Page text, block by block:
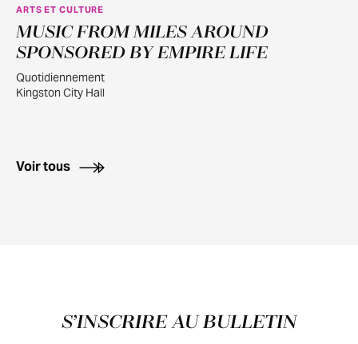
JUILL.
30
ARTS ET CULTURE
MUSIC FROM MILES AROUND
SPONSORED BY EMPIRE LIFE
Quotidiennement
Kingston City Hall
Voir tous
Pied de pageS’INSCRIRE AU BULLETIN